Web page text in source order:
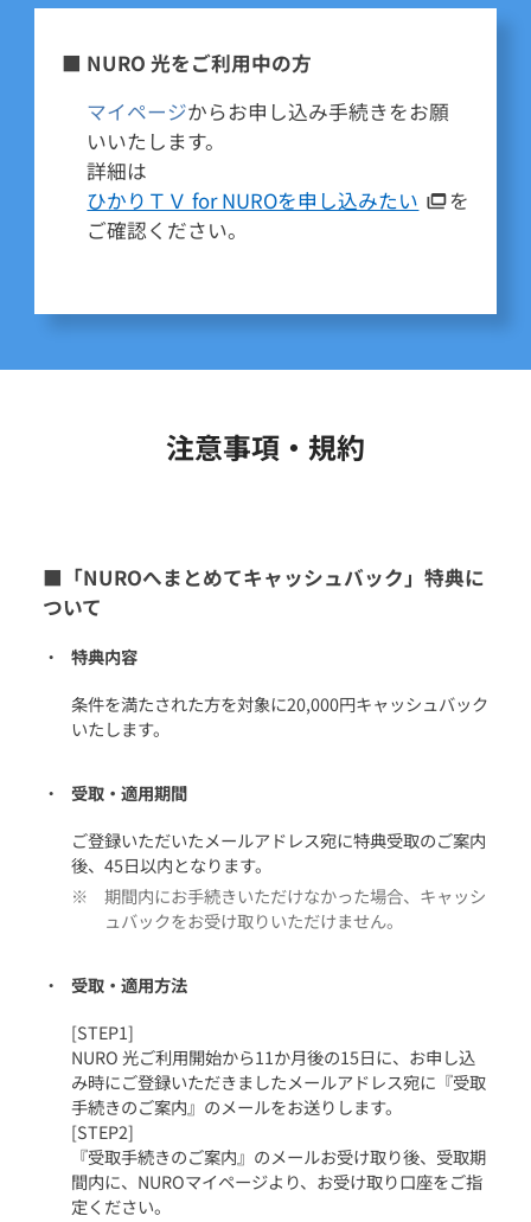
■ NURO 光をご利用中の方
マイページからお申し込み手続きをお願
いいたします。
詳細は
ひかりＴＶ for NUROを申し込みたい
を
ご確認ください。
注意事項・規約
■「NUROへまとめてキャッシュバック」特典に
ついて
特典内容
条件を満たされた方を対象に20,000円キャッシュバック
いたします。
受取・適用期間
ご登録いただいたメールアドレス宛に特典受取のご案内
後、45日以内となります。
期間内にお手続きいただけなかった場合、キャッシ
ュバックをお受け取りいただけません。
受取・適用方法
[STEP1]
NURO 光ご利用開始から11か月後の15日に、お申し込
み時にご登録いただきましたメールアドレス宛に『受取
手続きのご案内』のメールをお送りします。
[STEP2]
『受取手続きのご案内』のメールお受け取り後、受取期
間内に、NUROマイページより、お受け取り口座をご指
定ください。